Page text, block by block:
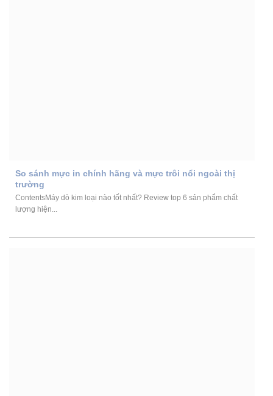
So sánh mực in chính hãng và mực trôi nổi ngoài thị
trường
ContentsMáy dò kim loại nào tốt nhất? Review top 6 sản phẩm chất
lượng hiện...